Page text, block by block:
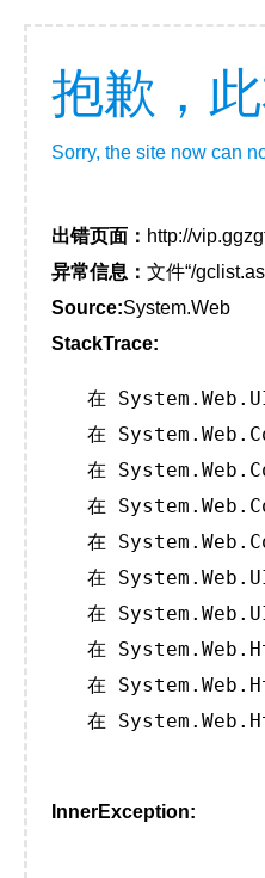
抱歉，
Sorry, the site now can
出错页面： http://
异常信息： 文件“/
Source:System.Web
StackTrace:
在
在
在
在
在
在
在
在
在
在
InnerException: